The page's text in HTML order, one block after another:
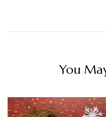
You